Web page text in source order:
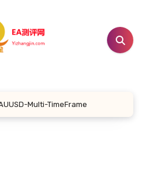
Multi-TimeFrame